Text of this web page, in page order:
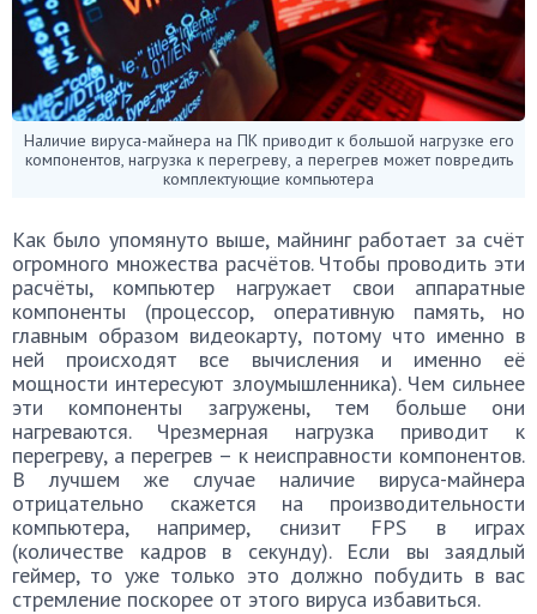
Наличие вируса-майнера на ПК приводит к большой нагрузке его
компонентов, нагрузка к перегреву, а перегрев может повредить
комплектующие компьютера
Как было упомянуто выше, майнинг работает за счёт
огромного множества расчётов. Чтобы проводить эти
расчёты, компьютер нагружает свои аппаратные
компоненты (процессор, оперативную память, но
главным образом видеокарту, потому что именно в
ней происходят все вычисления и именно её
мощности интересуют злоумышленника). Чем сильнее
эти компоненты загружены, тем больше они
нагреваются. Чрезмерная нагрузка приводит к
перегреву, а перегрев – к неисправности компонентов.
В лучшем же случае наличие вируса-майнера
отрицательно скажется на производительности
компьютера, например, снизит FPS в играх
(количестве кадров в секунду). Если вы заядлый
геймер, то уже только это должно побудить в вас
стремление поскорее от этого вируса избавиться.